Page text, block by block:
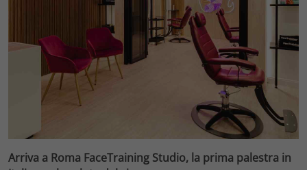
Arriva a Roma FaceTraining Studio, la prima palestra in